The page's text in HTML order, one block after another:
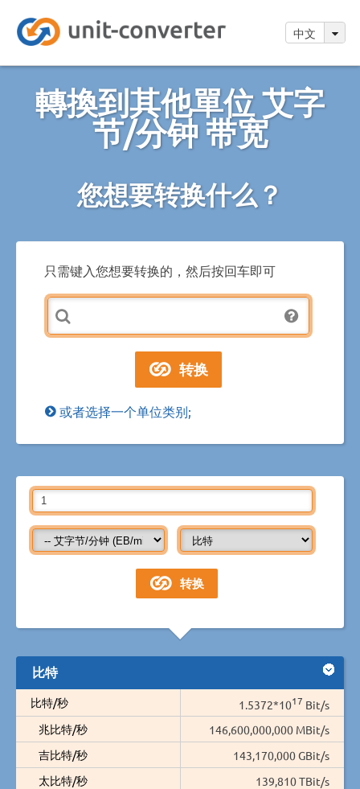
中文
轉換到其他單位 艾字
节/分钟 带宽
您想要转换什么？
只需键入您想要转换的，然后按回车即可
或者选择一个单位类别;
比特
比特/秒 1.5372*1017 Bit/s
兆比特/秒
146,600,000,000 MBit/s
吉比特/秒
143,170,000 GBit/s
太比特/秒
139,810 TBit/s